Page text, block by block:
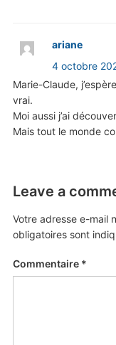
ariane
4 octobre
Marie-Claude,
vrai.
Moi aussi j’ai
Mais tout le monde
Leave a
Votre adresse e-mail
obligatoires sont
Commentaire *